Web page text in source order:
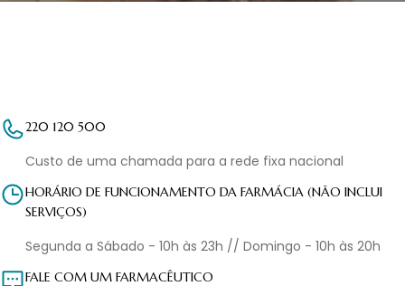
220 120 500
Custo de uma chamada para a rede fixa nacional
HORÁRIO DE FUNCIONAMENTO DA FARMÁCIA (NÃO INCLUI
SERVIÇOS)
Segunda a Sábado - 10h às 23h // Domingo - 10h às 20h
FALE COM UM FARMACÊUTICO